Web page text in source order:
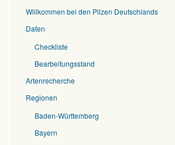
Willkommen bei den Pilzen Deutschlands
Daten
Checkliste
Bearbeitungsstand
Artenrecherche
Regionen
Baden-Württemberg
Bayern